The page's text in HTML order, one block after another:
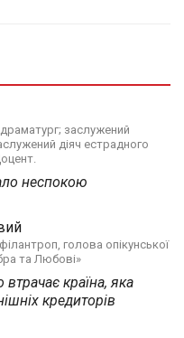
заслужений
діяч естрадного
неспокою
голова опікунської
та Любові»
країна, яка
кредиторів